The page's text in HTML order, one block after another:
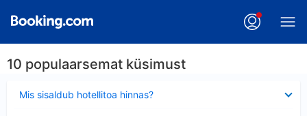
10 populaarsemat küsimust
Mis sisaldub hotellitoa hinnas?